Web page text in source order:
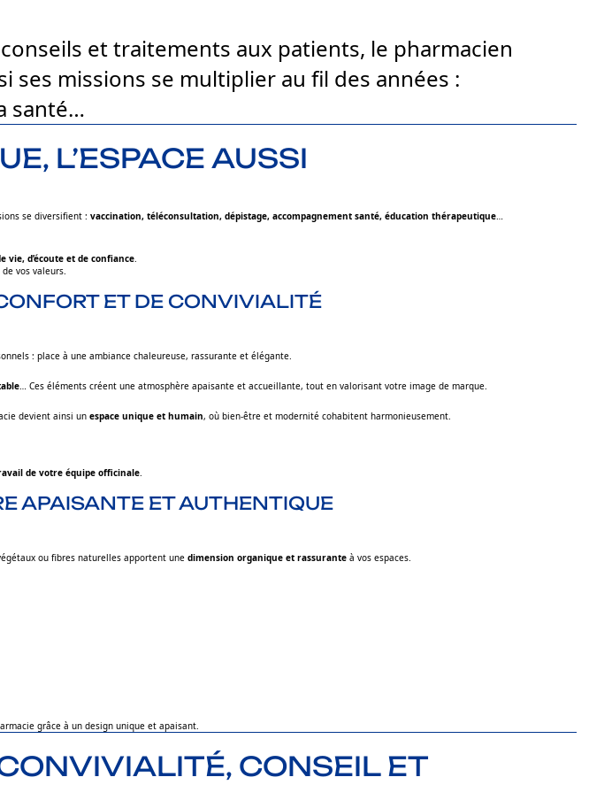
et traitements aux patients, le pharmacien
ses missions se multiplier au fil des années :
santé…
L’ESPACE AUSSI
se diversifient : vaccination, téléconsultation, dépistage, accompagnement santé, éducation thérapeutique
vie, d’écoute et de confiance
vos valeurs.
ET DE CONVIVIALITÉ
: place à une ambiance chaleureuse, rassurante et élégante.
… Ces éléments créent une atmosphère apaisante et accueillante, tout en valorisant votre image de marque.
devient ainsi un espace unique et humain, où bien-être et modernité cohabitent harmonieusement.
de votre équipe officinale
APAISANTE ET AUTHENTIQUE
ou fibres naturelles apportent une dimension organique et rassurante à vos espaces.
grâce à un design unique et apaisant.
CONSEIL ET